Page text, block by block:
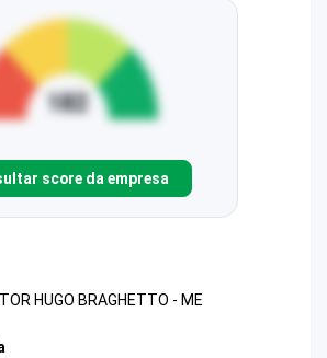
score da empresa
HUGO BRAGHETTO - ME